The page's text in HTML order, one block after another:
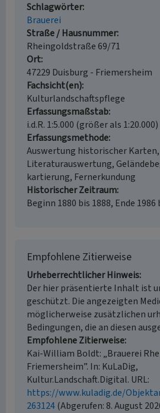
Schlagwörter
Brauerei
Straße / Hausnummer
Rheingoldstraße 69/71
Ort
47229 Duisburg - Friemersheim
Fachsicht(en)
Kulturlandschaftspflege
Erfassungsmaßstab
i.d.R. 1:5.000 (größer als 1:20.000)
Erfassungsmethode
Auswertung historischer Karten,
Literaturauswertung,
kartierung, Fernerkundung
Historischer Zeitraum
Beginn 1880 bis 1888, Ende 1986
Empfohlene Zitierweise
Urheberrechtlicher Hinweis
Der hier präsentierte Inhalt ist
geschützt. Die angezeigten
möglicherweise zusätzlichen
Bedingungen, die an diesen
Empfohlene Zitierweise
Kai-William Boldt: „Brauerei
Friemersheim”. In: KuLaDig,
Kultur.Landschaft.Digital. URL:
https://www.kuladig.de/
263124(Abgerufen: 8. August